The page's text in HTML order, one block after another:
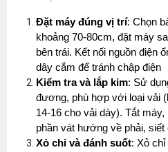
Đặt máy đúng vị trí: Chọn
khoảng 70-80cm, đặt máy
bên trái. Kết nối nguồn điện
dây cắm để tránh chập điện
Kiểm tra và lắp kim: Sử
đương, phù hợp với loại vải
14-16 cho vải dày). Tắt
phần vát hướng về phải, siết
Xỏ chỉ và đánh suốt: Xỏ